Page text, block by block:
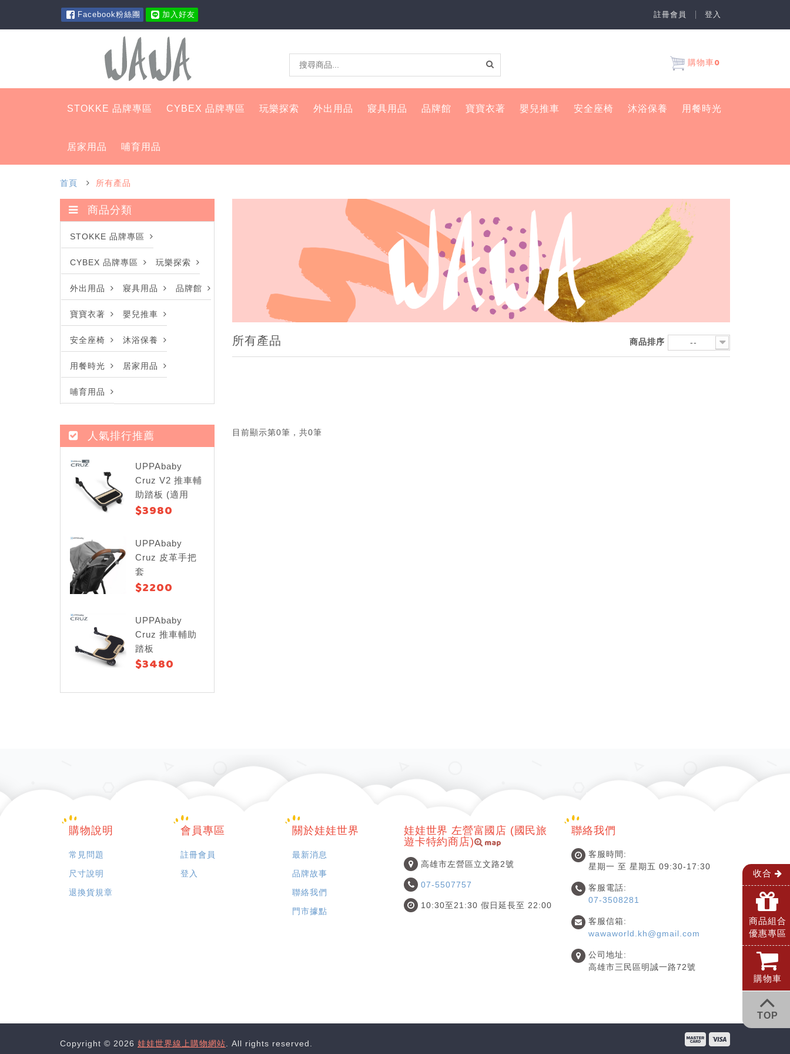
Facebook粉絲團 加入好友 註冊會員 登入
購物車0
STOKKE 品牌專區 CYBEX 品牌專區 玩樂探索 外出用品 寢具用品 品牌館 寶寶衣著 嬰兒推車 安全座椅 沐浴保養 用餐時光
居家用品 哺育用品
首頁 所有產品
商品分類
STOKKE 品牌專區
CYBEX 品牌專區 玩樂探索
外出用品 寢具用品 品牌館
寶寶衣著 嬰兒推車
安全座椅 沐浴保養
用餐時光 居家用品
哺育用品
人氣排行推薦
UPPAbaby
Cruz V2 推車輔
助踏板 (適用
Cruz V2)
$3980
UPPAbaby
Cruz 皮革手把
套
$2200
UPPAbaby
Cruz 推車輔助
踏板
$3480
所有產品 商品排序 --
目前顯示第0筆，共0筆
購物說明
常見問題
尺寸說明
退換貨規章
會員專區
註冊會員
登入
關於娃娃世界
最新消息
品牌故事
聯絡我們
門市據點
娃娃世界 左營富國店 (國民旅
遊卡特約商店)
map
高雄市左營區立文路2號
07-5507757
10:30至21:30 假日延長至 22:00
聯絡我們
客服時間:
星期一 至 星期五 09:30-17:30
客服電話:
07-3508281
客服信箱:
wawaworld.kh@gmail.com
公司地址:
高雄市三民區明誠一路72號
Copyright © 2026 娃娃世界線上購物網站. All rights reserved.
收合
商品組合
優惠專區
購物車
TOP